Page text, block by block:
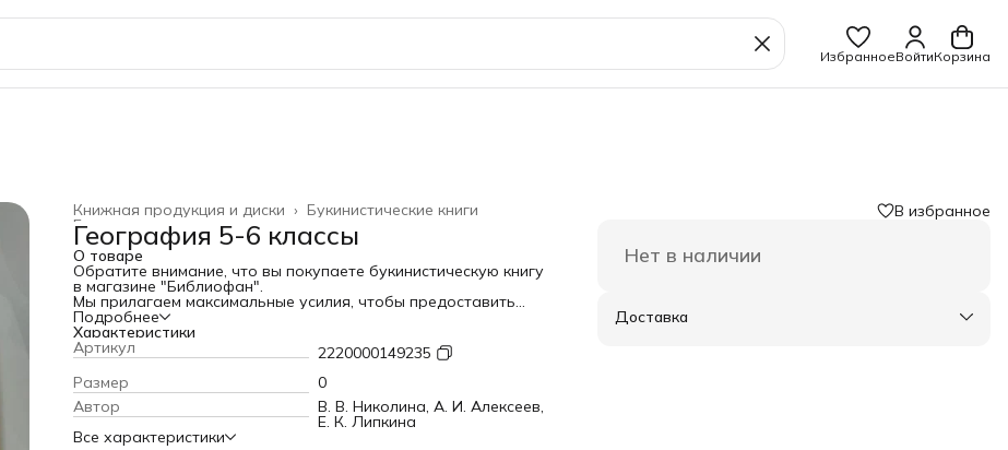
ИзбранноеВойтиКорзина
Букинистические книги
Книжная продукция и диски ›
Главная
География 5-6 классы
О товаре
Обратите внимание, что вы покупаете букинистическую книгу
в магазине "Библиофан".
Мы прилагаем максимальные усилия, чтобы предоставить
актуальное состояние каждой книги на фотографиях. Таким
образом, вы получите именно тот экземпляр, который видите
на фото. Если вы обнаружите дефект, которого не было
отображено на фото, мы гарантированно одобрим вашу
заявку на возврат по браку, и это будет для вас бесплатно.
Описание: Учебник 'География. 5-6 классы' из серии 'Полярная
звезда' предназначен для учащихся 5-6 классов
общеобразовательных организаций. Соответствует
Федеральному государственному образовательному
Подробнее
Характеристики
Артикул
2220000149235
Размер
0
Автор
В. В. Николина, А. И. Алексеев,
Е. К. Липкина
Все характеристики
В избранное
Нет в наличии
Доставка